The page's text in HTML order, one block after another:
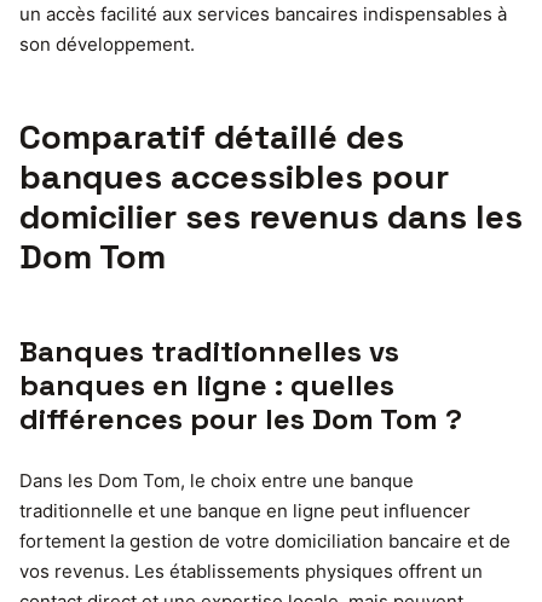
un accès facilité aux services bancaires indispensables à
son développement.
Comparatif détaillé des
banques accessibles pour
domicilier ses revenus dans les
Dom Tom
Banques traditionnelles vs
banques en ligne : quelles
différences pour les Dom Tom ?
Dans les Dom Tom, le choix entre une banque
traditionnelle et une banque en ligne peut influencer
fortement la gestion de votre domiciliation bancaire et de
vos revenus. Les établissements physiques offrent un